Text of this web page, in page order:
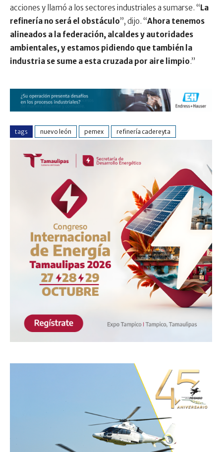
acciones y llamó a los sectores industriales a sumarse. “ La
refinería no será el obstáculo”, dijo. “Ahora tenemos
alineados a la federación, alcaldes y autoridades
ambientales, y estamos pidiendo que también la
industria se sume a esta cruzada por aire limpio.”
tags nuevo león pemex refinería cadereyta